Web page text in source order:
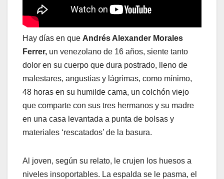
Hay días en que Andrés Alexander Morales
Ferrer, un venezolano de 16 años, siente tanto
dolor en su cuerpo que dura postrado, lleno de
malestares, angustias y lágrimas, como mínimo,
48 horas en su humilde cama, un colchón viejo
que comparte con sus tres hermanos y su madre
en una casa levantada a punta de bolsas y
materiales ‘rescatados’ de la basura.
Al joven, según su relato, le crujen los huesos a
niveles insoportables. La espalda se le pasma, el